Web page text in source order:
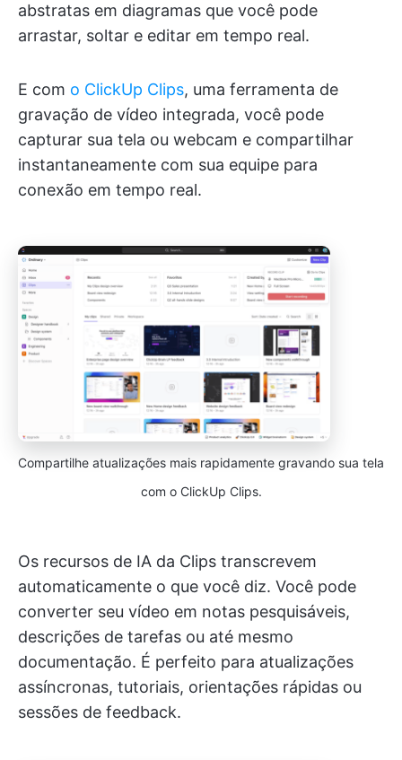
abstratas em diagramas que você pode
arrastar, soltar e editar em tempo real.
E com o ClickUp Clips, uma ferramenta de
gravação de vídeo integrada, você pode
capturar sua tela ou webcam e compartilhar
instantaneamente com sua equipe para
conexão em tempo real.
Compartilhe atualizações mais rapidamente gravando sua tela
com o ClickUp Clips.
Os recursos de IA da Clips transcrevem
automaticamente o que você diz. Você pode
converter seu vídeo em notas pesquisáveis,
descrições de tarefas ou até mesmo
documentação. É perfeito para atualizações
assíncronas, tutoriais, orientações rápidas ou
sessões de feedback.